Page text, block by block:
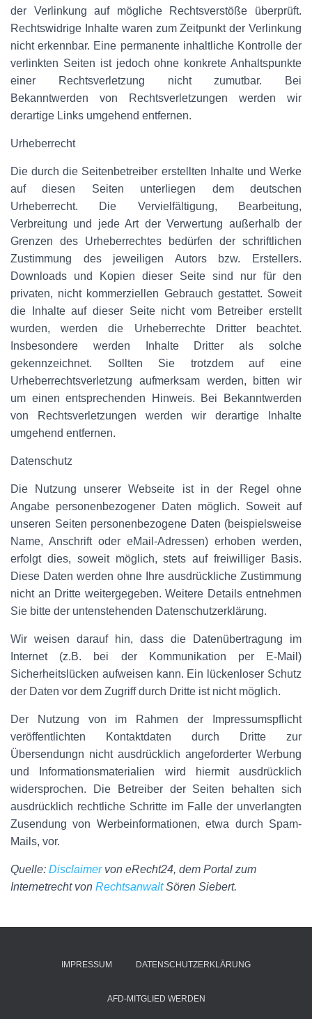
der Verlinkung auf mögliche Rechtsverstöße überprüft.
Rechtswidrige Inhalte waren zum Zeitpunkt der Verlinkung
nicht erkennbar. Eine permanente inhaltliche Kontrolle der
verlinkten Seiten ist jedoch ohne konkrete Anhaltspunkte
einer Rechtsverletzung nicht zumutbar. Bei
Bekanntwerden von Rechtsverletzungen werden wir
derartige Links umgehend entfernen.
Urheberrecht
Die durch die Seitenbetreiber erstellten Inhalte und Werke
auf diesen Seiten unterliegen dem deutschen
Urheberrecht. Die Vervielfältigung, Bearbeitung,
Verbreitung und jede Art der Verwertung außerhalb der
Grenzen des Urheberrechtes bedürfen der schriftlichen
Zustimmung des jeweiligen Autors bzw. Erstellers.
Downloads und Kopien dieser Seite sind nur für den
privaten, nicht kommerziellen Gebrauch gestattet. Soweit
die Inhalte auf dieser Seite nicht vom Betreiber erstellt
wurden, werden die Urheberrechte Dritter beachtet.
Insbesondere werden Inhalte Dritter als solche
gekennzeichnet. Sollten Sie trotzdem auf eine
Urheberrechtsverletzung aufmerksam werden, bitten wir
um einen entsprechenden Hinweis. Bei Bekanntwerden
von Rechtsverletzungen werden wir derartige Inhalte
umgehend entfernen.
Datenschutz
Die Nutzung unserer Webseite ist in der Regel ohne
Angabe personenbezogener Daten möglich. Soweit auf
unseren Seiten personenbezogene Daten (beispielsweise
Name, Anschrift oder eMail-Adressen) erhoben werden,
erfolgt dies, soweit möglich, stets auf freiwilliger Basis.
Diese Daten werden ohne Ihre ausdrückliche Zustimmung
nicht an Dritte weitergegeben. Weitere Details entnehmen
Sie bitte der untenstehenden Datenschutzerklärung.
Wir weisen darauf hin, dass die Datenübertragung im
Internet (z.B. bei der Kommunikation per E-Mail)
Sicherheitslücken aufweisen kann. Ein lückenloser Schutz
der Daten vor dem Zugriff durch Dritte ist nicht möglich.
Der Nutzung von im Rahmen der Impressumspflicht
veröffentlichten Kontaktdaten durch Dritte zur
Übersendungn nicht ausdrücklich angeforderter Werbung
und Informationsmaterialien wird hiermit ausdrücklich
widersprochen. Die Betreiber der Seiten behalten sich
ausdrücklich rechtliche Schritte im Falle der unverlangten
Zusendung von Werbeinformationen, etwa durch Spam-
Mails, vor.
Quelle: Disclaimervon eRecht24, dem Portal zum
Internetrecht von RechtsanwaltSören Siebert.
IMPRESSUM DATENSCHUTZERKLÄRUNG
AFD-MITGLIED WERDEN